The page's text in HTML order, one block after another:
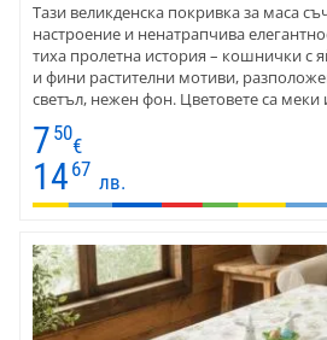
Тази великденска покривка за маса
настроение и ненатрапчива
тиха пролетна история – кошнички с
и фини растителни мотиви,
светъл, нежен фон. Цветовете са меки
зелени, топли бежови и деликатни
интериора . Плътната материя от
красиво и оформя масата с леки,
Подходяща е както за празнична
сезонно използване.
7 50
€
14 67
лв.